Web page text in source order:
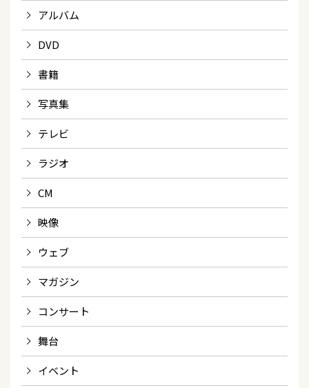
アルバム
DVD
書籍
写真集
テレビ
ラジオ
CM
映像
ウェブ
マガジン
コンサート
舞台
イベント